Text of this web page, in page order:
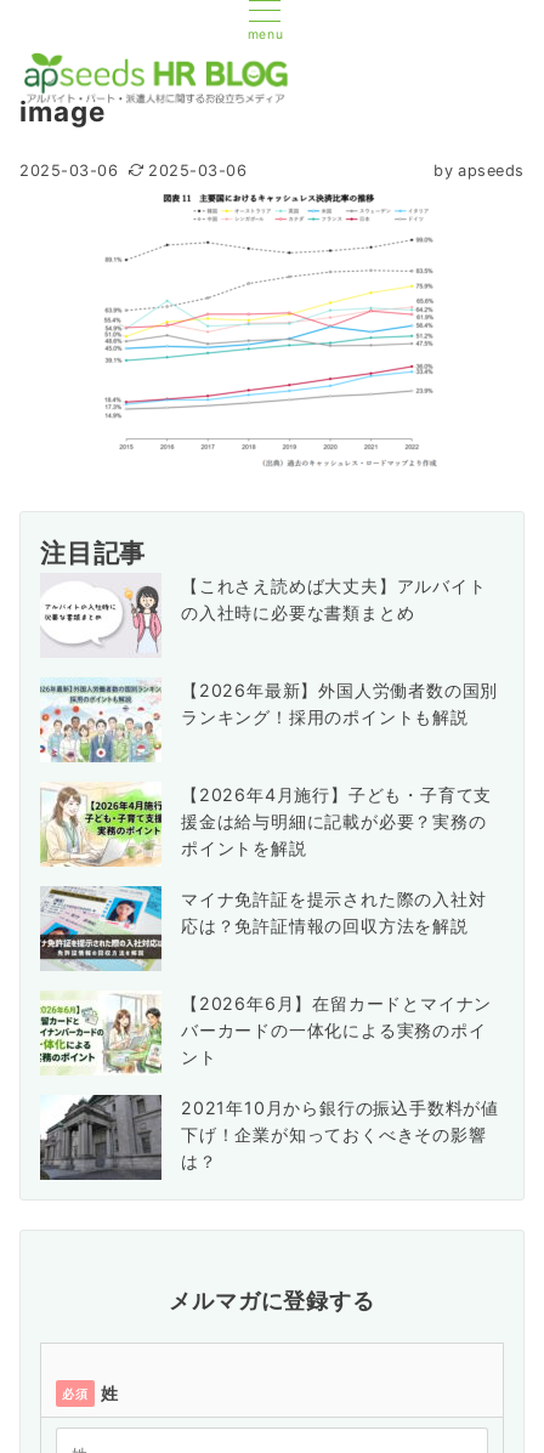
menu
image
2025-03-06 2025-03-06 by apseeds
注目記事
【これさえ読めば大丈夫】アルバイト
の入社時に必要な書類まとめ
【2026年最新】外国人労働者数の国別
ランキング！採用のポイントも解説
【2026年4月施行】子ども・子育て支
援金は給与明細に記載が必要？実務の
ポイントを解説
マイナ免許証を提示された際の入社対
応は？免許証情報の回収方法を解説
【2026年6月】在留カードとマイナン
バーカードの一体化による実務のポイ
ント
2021年10月から銀行の振込手数料が値
下げ！企業が知っておくべきその影響
は？
メルマガに登録する
必須 姓